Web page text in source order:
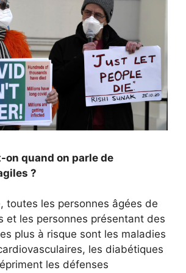
on quand on parle de
?
toutes les personnes âgées de
et les personnes présentant des
plus à risque sont les maladies
les diabétiques
les défenses